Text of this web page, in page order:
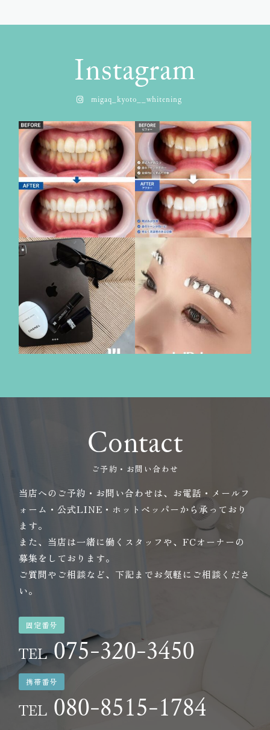
Instagram
migaq_kyoto__whitening
Contact
ご予約・お問い合わせ
当店へのご予約・お問い合わせは、お電話・メールフ
ォーム・公式LINE・ホットペッパーから承っており
ます。
また、当店は一緒に働くスタッフや、FCオーナーの
募集をしております。
ご質問やご相談など、下記までお気軽にご相談くださ
い。
固定番号
TEL075-320-3450
携帯番号
TEL 080-8515-1784